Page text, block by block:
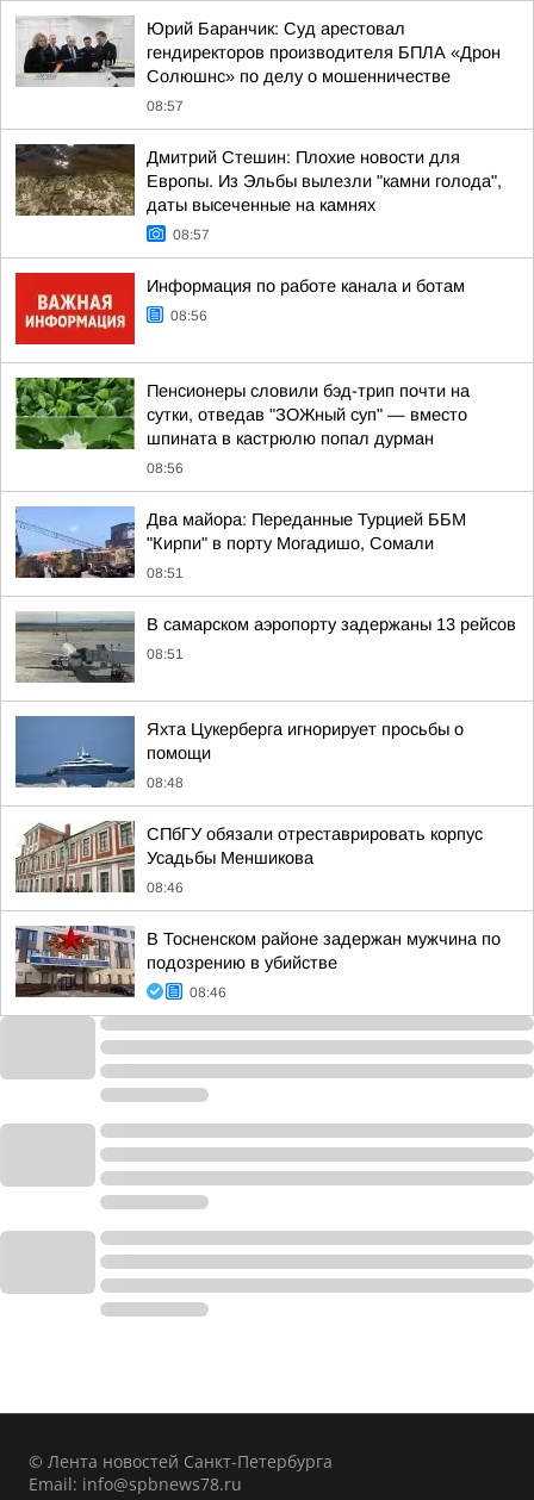
Юрий Баранчик: Суд арестовал
гендиректоров производителя БПЛА «Дрон
Солюшнс» по делу о мошенничестве
08:57
Дмитрий Стешин: Плохие новости для
Европы. Из Эльбы вылезли "камни голода",
даты высеченные на камнях
08:57
Информация по работе канала и ботам
08:56
Пенсионеры словили бэд-трип почти на
сутки, отведав "ЗОЖный суп" — вместо
шпината в кастрюлю попал дурман
08:56
Два майора: Переданные Турцией ББМ
"Кирпи" в порту Могадишо, Сомали
08:51
В самарском аэропорту задержаны 13 рейсов
08:51
Яхта Цукерберга игнорирует просьбы о
помощи
08:48
СПбГУ обязали отреставрировать корпус
Усадьбы Меншикова
08:46
В Тосненском районе задержан мужчина по
подозрению в убийстве
08:46
© Лента новостей Санкт-Петербурга
Email: info@spbnews78.ru